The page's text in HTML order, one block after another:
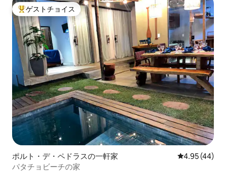
大好評のゲストチョイスです。
ゲストチョイス
ポルト・デ・ペドラスの一軒家 レビュー44
4.95 (44)
パタチョビーチの家